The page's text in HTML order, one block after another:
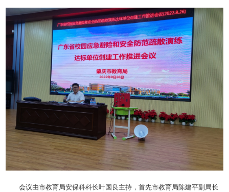
会议由市教育局安保科科长叶国良主持，首先市教育局陈建平副局长